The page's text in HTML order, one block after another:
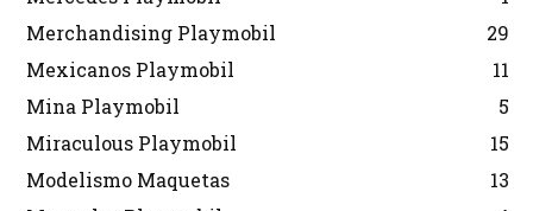
Merchandising Playmobil
29
Mexicanos Playmobil
11
Mina Playmobil
5
Miraculous Playmobil
15
Modelismo Maquetas
13